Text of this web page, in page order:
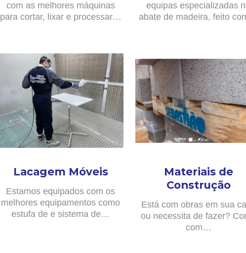
com as melhores máquinas
para cortar, lixar e processar…
equipas especializadas
abate de madeira, feito
Lacagem Móveis
Estamos equipados com os
melhores equipamentos como
estufa de e sistema de…
Materiais de
Construção
Está com obras em sua
ou necessita de fazer?
com…